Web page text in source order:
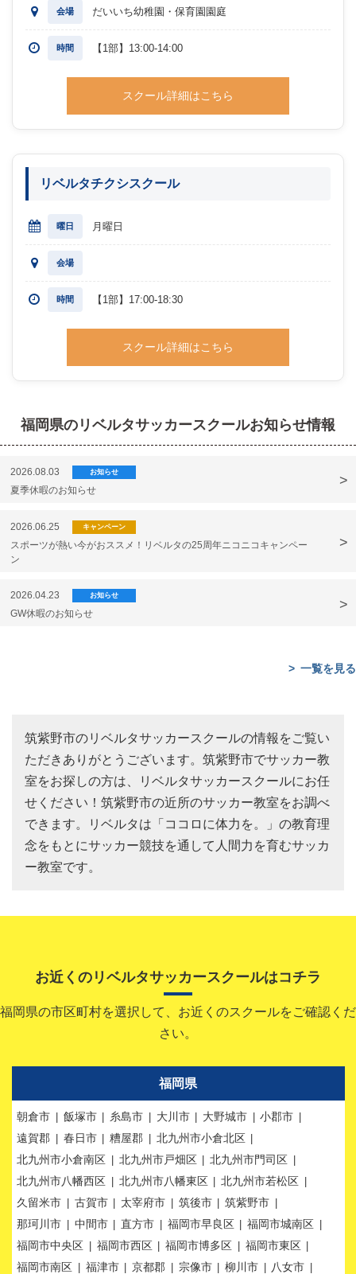
会場 だいいち幼稚園・保育園園庭
時間 【1部】13:00-14:00
スクール詳細はこちら
リベルタチクシスクール
曜日 月曜日
会場
時間 【1部】17:00-18:30
スクール詳細はこちら
福岡県のリベルタサッカースクールお知らせ情報
2026.08.03 お知らせ
夏季休暇のお知らせ
2026.06.25 キャンペーン
スポーツが熱い今がおススメ！リベルタの25周年ニコニコキャンペー
ン
2026.04.23 お知らせ
GW休暇のお知らせ
一覧を見る
筑紫野市のリベルタサッカースクールの情報をご覧い
ただきありがとうございます。筑紫野市でサッカー教
室をお探しの方は、リベルタサッカースクールにお任
せください！筑紫野市の近所のサッカー教室をお調べ
できます。リベルタは「ココロに体力を。」の教育理
念をもとにサッカー競技を通して人間力を育むサッカ
ー教室です。
お近くのリベルタサッカースクールはコチラ
福岡県の市区町村を選択して、お近くのスクールをご確認くだ
さい。
福岡県
朝倉市 飯塚市 糸島市 大川市 大野城市
小郡市
遠賀郡
春日市 糟屋郡
北九州市小倉北区
北九州市小倉南区
北九州市戸畑区
北九州市門司区
北九州市八幡西区
北九州市八幡東区
北九州市若松区
久留米市
古賀市 太宰府市 筑後市
筑紫野市
那珂川市
中間市 直方市 福岡市早良区
福岡市城南区
福岡市中央区
福岡市西区 福岡市博多区
福岡市東区
福岡市南区
福津市 京都郡 宗像市 柳川市 八女市